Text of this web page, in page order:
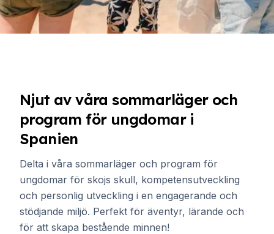
Njut av våra sommarläger och
program för ungdomar i
Spanien
Delta i våra sommarläger och program för
ungdomar för skojs skull, kompetensutveckling
och personlig utveckling i en engagerande och
stödjande miljö. Perfekt för äventyr, lärande och
för att skapa bestående minnen!